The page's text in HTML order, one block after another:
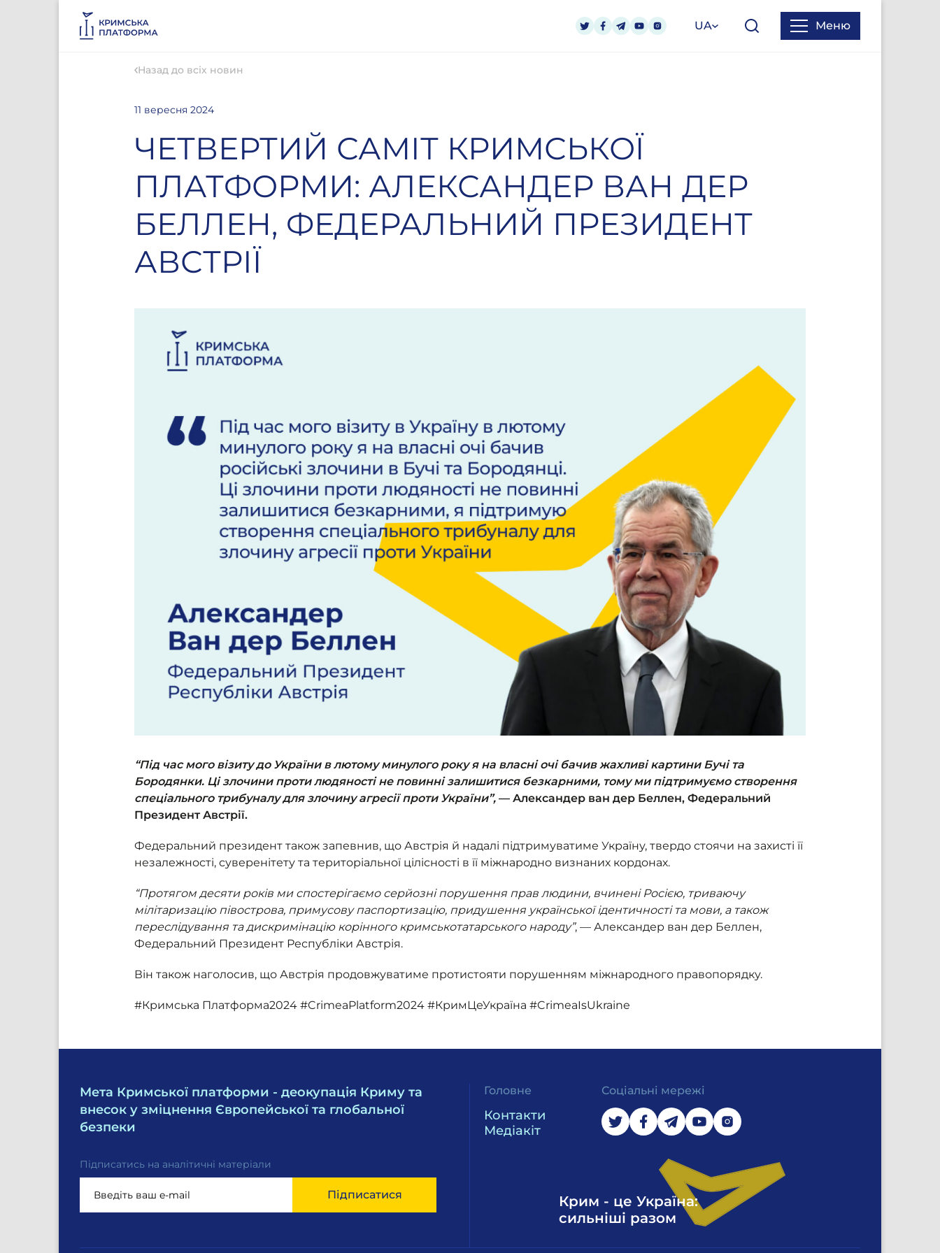
UA Меню
Назад до всіх новин
11 вересня 2024
ЧЕТВЕРТИЙ САМІТ КРИМСЬКОЇ
ПЛАТФОРМИ: АЛЕКСАНДЕР ВАН ДЕР
БЕЛЛЕН, ФЕДЕРАЛЬНИЙ ПРЕЗИДЕНТ
АВСТРІЇ
“Під час мого візиту до України в лютому минулого року я на власні очі бачив жахливі картини Бучі та
Бородянки. Ці злочини проти людяності не повинні залишитися безкарними, тому ми підтримуємо створення
спеціального трибуналу для злочину агресії проти України”, — Александер ван дер Беллен, Федеральний
Президент Австрії.
Федеральний президент також запевнив, що Австрія й надалі підтримуватиме Україну, твердо стоячи на захисті її
незалежності, суверенітету та територіальної цілісності в її міжнародно визнаних кордонах.
“Протягом десяти років ми спостерігаємо серйозні порушення прав людини, вчинені Росією, триваючу
мілітаризацію півострова, примусову паспортизацію, придушення української ідентичності та мови, а також
переслідування та дискримінацію корінного кримськотатарського народу”, — Александер ван дер Беллен,
Федеральний Президент Республіки Австрія.
Він також наголосив, що Австрія продовжуватиме протистояти порушенням міжнародного правопорядку.
#Кримська Платформа2024 #CrimeaPlatform2024 #КримЦеУкраїна #CrimeaIsUkraine
Мета Кримської платформи - деокупація Криму та
внесок у зміцнення Європейської та глобальної
безпеки
Підписатись на аналітичні матеріали
Підписатися
Головне
Контакти
Медіакіт
Соціальні мережі
Крим - це Україна:
сильніші разом